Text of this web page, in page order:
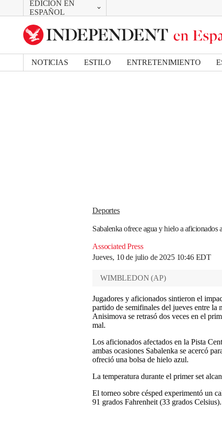
EDICIÓN EN
ESPAÑOL
CAMBIAR
UK Edition
US Edition
NOTICIAS ESTILO ENTRETENIMIENTO
Deportes
Sabalenka ofrece agua y hielo a
Associated Press
Jueves, 10 de julio de 2025 10:46 EDT
Bookmark popover
Removed from bookmarks
Close popover
WIMBLEDON (AP)
Jugadores y aficionados sintieron el
partido de semifinales del jueves entre
Anisimova se retrasó dos veces en el
mal.
Los aficionados afectados en la Pista
ambas ocasiones Sabalenka se acercó
ofreció una bolsa de hielo azul.
La temperatura durante el primer set
El torneo sobre césped experimentó un
91 grados Fahrenheit (33 grados Celsius).